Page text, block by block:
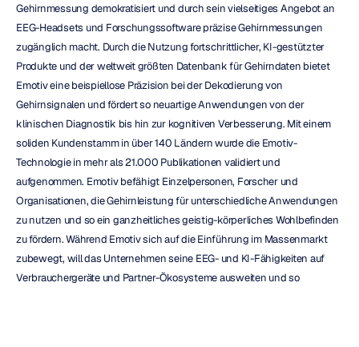
Gehirnmessung demokratisiert und durch sein vielseitiges Angebot an
EEG-Headsets und Forschungssoftware präzise Gehirnmessungen
zugänglich macht. Durch die Nutzung fortschrittlicher, KI-gestützter
Produkte und der weltweit größten Datenbank für Gehirndaten bietet
Emotiv eine beispiellose Präzision bei der Dekodierung von
Gehirnsignalen und fördert so neuartige Anwendungen von der
klinischen Diagnostik bis hin zur kognitiven Verbesserung. Mit einem
soliden Kundenstamm in über 140 Ländern wurde die Emotiv-
Technologie in mehr als 21.000 Publikationen validiert und
aufgenommen. Emotiv befähigt Einzelpersonen, Forscher und
Organisationen, die Gehirnleistung für unterschiedliche Anwendungen
zu nutzen und so ein ganzheitliches geistig-körperliches Wohlbefinden
zu fördern. Während Emotiv sich auf die Einführung im Massenmarkt
zubewegt, will das Unternehmen seine EEG- und KI-Fähigkeiten auf
Verbrauchergeräte und Partner-Ökosysteme ausweiten und so